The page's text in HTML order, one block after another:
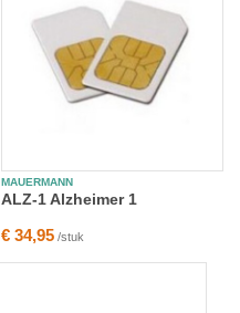
MAUERMANN
ALZ-1 Alzheimer 1
€ 34,95/stuk